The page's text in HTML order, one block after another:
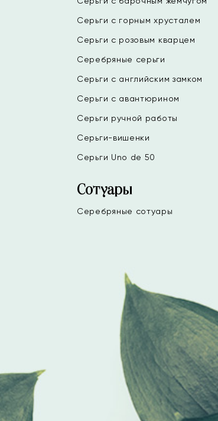
Серьги с горным хрусталем
Серьги с розовым кварцем
Серебряные серьги
Серьги с английским замком
Серьги с авантюрином
Серьги ручной работы
Серьги-вишенки
Серьги Uno de 50
Сотуары
Серебряные сотуары